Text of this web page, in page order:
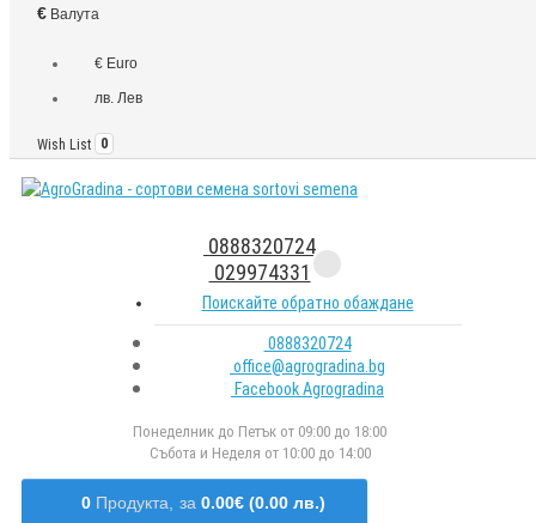
€ Валута
€ Euro
лв. Лев
Wish List 0
0888320724
029974331
Поискайте обратно обаждане
0888320724
office@agrogradina.bg
Facebook Agrogradina
Понеделник до Петък от 09:00 до 18:00
Събота и Неделя от 10:00 до 14:00
0 Продукта, за 0.00€ (0.00 лв.)